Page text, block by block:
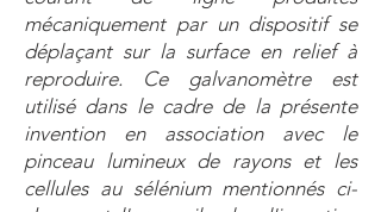
mécaniquement par un dispositif se
déplaçant sur la surface en relief à
reproduire. Ce galvanomètre est
utilisé dans le cadre de la présente
invention en association avec le
pinceau lumineux de rayons et les
cellules au sélénium mentionnés ci-